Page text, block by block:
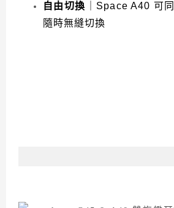
自由切換
｜Space A40 可
隨時無縫切換